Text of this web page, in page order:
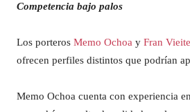
Competencia bajo palos
Los porteros Memo Ochoa y Fran
ofrecen perfiles distintos que podrían
Memo Ochoa cuenta con experiencia